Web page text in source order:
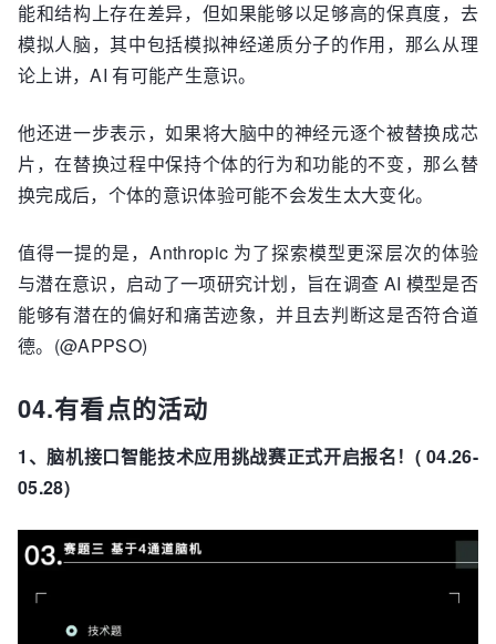
能和结构上存在差异，但如果能够以足够高的保真度，去
模拟人脑，其中包括模拟神经递质分子的作用，那么从理
论上讲，AI 有可能产生意识。
他还进一步表示，如果将大脑中的神经元逐个被替换成芯
片，在替换过程中保持个体的行为和功能的不变，那么替
换完成后，个体的意识体验可能不会发生太大变化。
值得一提的是，Anthropic 为了探索模型更深层次的体验
与潜在意识，启动了一项研究计划，旨在调查 AI 模型是否
能够有潜在的偏好和痛苦迹象，并且去判断这是否符合道
德。(@APPSO)
04.有看点的活动
1、脑机接口智能技术应用挑战赛正式开启报名！( 04.26-
05.28)